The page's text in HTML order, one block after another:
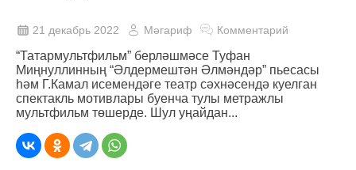
21 декабрь 2022 Мәгариф Комментарий
“Татармультфильм” берләшмәсе Туфан
Миңнуллинның “Әлдермештән Әлмәндәр” пьесасы
һәм Г.Камал исемендәге театр сәхнәсендә куелган
спектакль мотивлары буенча тулы метражлы
мультфильм төшерде. Шул уңайдан...